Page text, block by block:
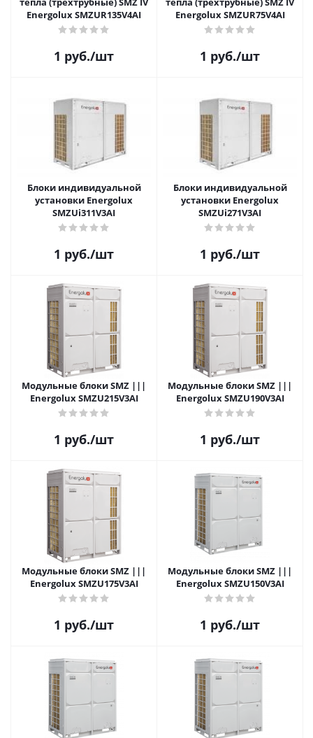
Energolux SMZUR135V4AI
1 руб./шт
Energolux SMZUR75V4AI
1 руб./шт
Блоки индивидуальной
установки Energolux
SMZUi311V3AI
1 руб./шт
Блоки индивидуальной
установки Energolux
SMZUi271V3AI
1 руб./шт
Модульные блоки SMZ |||
Energolux SMZU215V3AI
1 руб./шт
Модульные блоки SMZ |||
Energolux SMZU190V3AI
1 руб./шт
Модульные блоки SMZ |||
Energolux SMZU175V3AI
1 руб./шт
Модульные блоки SMZ |||
Energolux SMZU150V3AI
1 руб./шт